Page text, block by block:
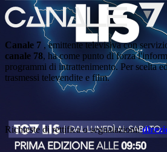
Canale 7 , emittente televisiva con
canale 78, ha come punto di forza
programmi di intrattenimento. Per scelta
trasmessi televendite e film.
Richieste di rettifica o segnalazioni: